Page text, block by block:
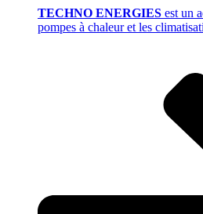
TECHNO ENERGIES est un
pompes à chaleur et les